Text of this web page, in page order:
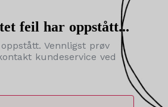
feil har oppstått...
Vennligst prøv
kundeservice ved